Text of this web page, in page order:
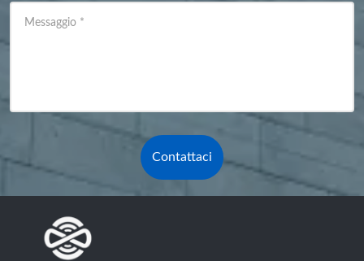
Messaggio *
Contattaci